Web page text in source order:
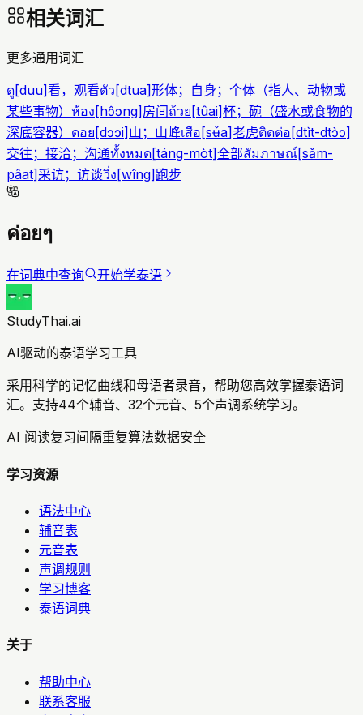
相关词汇
更多通用词汇
ดู[duu]看，观看ตัว[dtua]形体；自身；个体（指人、动物或
某些事物） ห้อง[hɔ̂ɔng]房间ถ้วย[tûai]杯；碗（盛水或食物的
深底容器） ดอย[dɔɔi]山；山峰เสือ[sʉ̌a]老虎ติดต่อ[dtìt-dtɔ̀ɔ]
交往；接洽；沟通ทั้งหมด[táng-mòt]全部สัมภาษณ์[sǎm-
pâat]采访；访谈วิ่ง[wîng]跑步
ค่อยๆ
在词典中查询 开始学泰语
StudyThai.ai
AI驱动的泰语学习工具
采用科学的记忆曲线和母语者录音，帮助您高效掌握泰语词
汇。支持44个辅音、32个元音、5个声调系统学习。
AI 阅读复习间隔重复算法数据安全
学习资源
语法中心
辅音表
元音表
声调规则
学习博客
泰语词典
关于
帮助中心
联系客服